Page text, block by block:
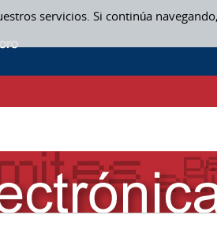
servicios. Si continúa